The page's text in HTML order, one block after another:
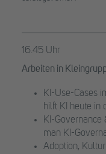
16.45 Uhr
Arbeiten in
KI-Use-Cases
hilft KI heute in
KI-
man KI-
Adoption,